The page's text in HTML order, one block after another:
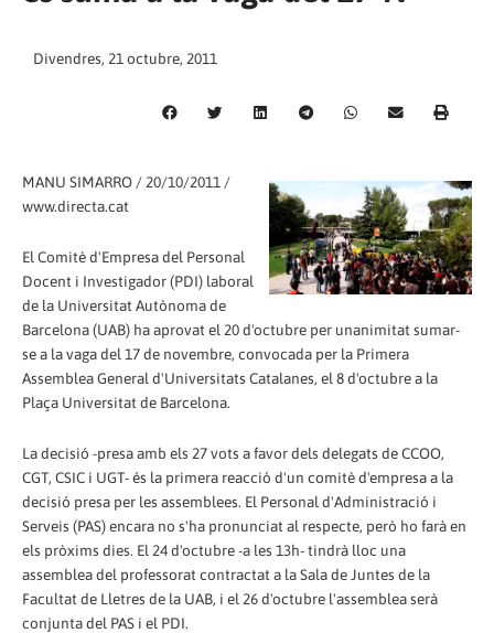
Divendres, 21 octubre, 2011
MANU SIMARRO / 20/10/2011 /
www.directa.cat
El Comitè d'Empresa del Personal
Docent i Investigador (PDI) laboral
de la Universitat Autònoma de
Barcelona (UAB) ha aprovat el 20 d'octubre per unanimitat sumar-
se a la vaga del 17 de novembre, convocada per la Primera
Assemblea General d'Universitats Catalanes, el 8 d'octubre a la
Plaça Universitat de Barcelona.
La decisió -presa amb els 27 vots a favor dels delegats de CCOO,
CGT, CSIC i UGT- és la primera reacció d'un comitè d'empresa a la
decisió presa per les assemblees. El Personal d'Administració i
Serveis (PAS) encara no s'ha pronunciat al respecte, però ho farà en
els pròxims dies. El 24 d'octubre -a les 13h- tindrà lloc una
assemblea del professorat contractat a la Sala de Juntes de la
Facultat de Lletres de la UAB, i el 26 d'octubre l'assemblea serà
conjunta del PAS i el PDI.